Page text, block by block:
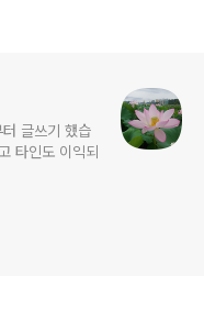
글쓰기 했습
타인도 이익되